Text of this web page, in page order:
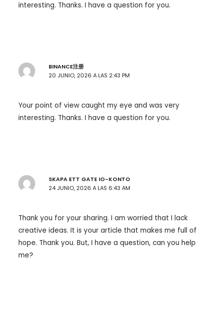
interesting. Thanks. I have a question for you.
BINANCE注册
20 JUNIO, 2026 A LAS 2:43 PM
Your point of view caught my eye and was very
interesting. Thanks. I have a question for you.
SKAPA ETT GATE IO-KONTO
24 JUNIO, 2026 A LAS 6:43 AM
Thank you for your sharing. I am worried that I lack
creative ideas. It is your article that makes me full of
hope. Thank you. But, I have a question, can you help
me?